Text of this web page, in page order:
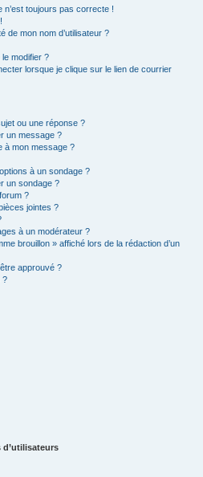
n’est toujours pas correcte !
de mon nom d’utilisateur ?
modifier ?
lorsque je clique sur le lien de courrier
ou une réponse ?
un message ?
à mon message ?
à un sondage ?
un sondage ?
?
jointes ?
à un modérateur ?
brouillon » affiché lors de la rédaction d’un
approuvé ?
?